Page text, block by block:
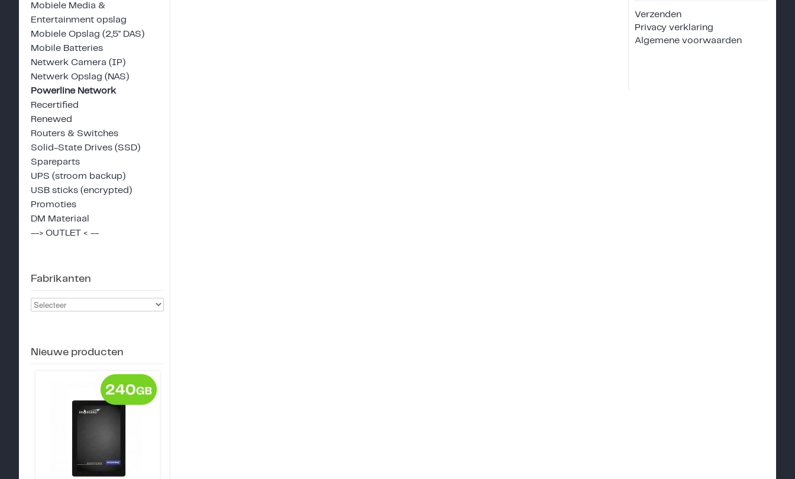
Mobiele Media &
Entertainment opslag
Mobiele Opslag (2,5" DAS)
Mobile Batteries
Netwerk Camera (IP)
Netwerk Opslag (NAS)
Powerline Network
Recertified
Renewed
Routers & Switches
Solid-State Drives (SSD)
Spareparts
UPS (stroom backup)
USB sticks (encrypted)
Promoties
DM Materiaal
--> OUTLET < --
Fabrikanten
Nieuwe producten
Verzenden
Privacy verklaring
Algemene voorwaarden